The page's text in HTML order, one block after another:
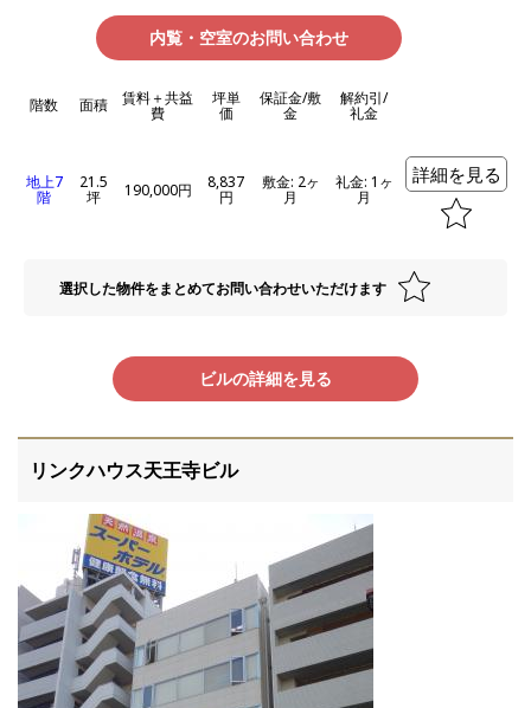
内覧・空室のお問い合わせ
階数 面積 賃料＋共益
費
坪単
価
保証金/敷
金
解約引/
礼金
地上7
階
21.5
坪 190,000円 8,837
円
敷金: 2ヶ
月
礼金: 1ヶ
月
詳細を見る
選択した物件をまとめてお問い合わせいただけます
ビルの詳細を見る
リンクハウス天王寺ビル